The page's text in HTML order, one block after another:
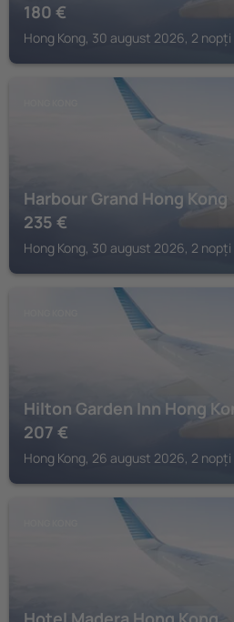
180 €
Hong Kong, 30 august 2026, 2 nopți
Harbour Grand Hong Kong
235 €
Hong Kong, 30 august 2026, 2 nopți
Hilton Garden Inn Hong
207 €
Hong Kong, 26 august 2026, 2 nopți